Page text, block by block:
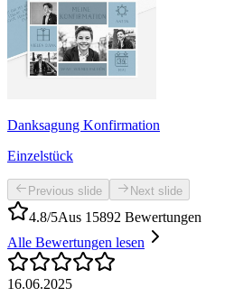
Danksagung Konfirmation
Einzelstück
Previous slide Next slide
4.8/5Aus 15892 Bewertungen
Alle Bewertungen lesen
16.06.2025